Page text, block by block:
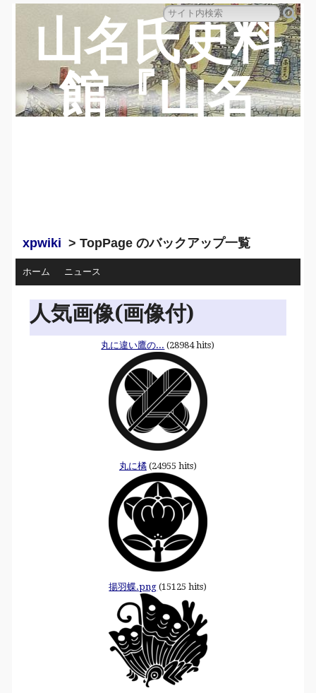
山名氏史料
館『山名
xpwiki > TopPage のバックアップ一覧
ホーム ニュース
人気画像(画像付)
丸に違い鷹の... (28984 hits)
丸に橘(24955 hits)
揚羽蝶.png (15125 hits)